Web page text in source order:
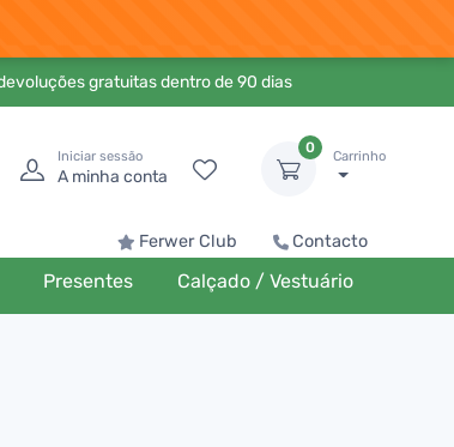
gratuitas dentro de 90 dias
Iniciar sessão
A minha conta
0
Carrinho
Ferwer Club Contacto
Presentes Calçado / Vestuário